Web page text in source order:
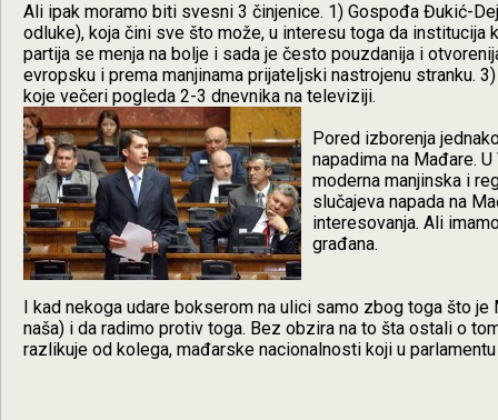
Ali ipak moramo biti svesni 3 činjenice. 1) Gospođa Đukić-
odluke), koja čini sve što može, u interesu toga da
partija se menja na bolje i sada je često pouzdanija i
evropsku i prema manjinama prijateljski nastrojenu stranku.
koje večeri pogleda 2-3 dnevnika na televiziji.
Pored izborenja
napadima na Mađare.
moderna manjinska i
slučajeva napada na
interesovanja. Ali
građana.
I kad nekoga udare bokserom na ulici samo zbog toga što
naša) i da radimo protiv toga. Bez obzira na to šta ostali o
razlikuje od kolega, mađarske nacionalnosti koji u